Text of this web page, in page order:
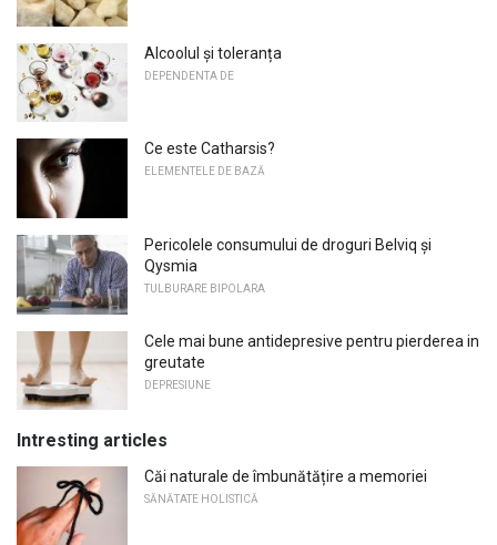
Alcoolul și toleranța
DEPENDENTA DE
Ce este Catharsis?
ELEMENTELE DE BAZĂ
Pericolele consumului de droguri Belviq și
Qysmia
TULBURARE BIPOLARA
Cele mai bune antidepresive pentru pierderea in
greutate
DEPRESIUNE
Intresting articles
Căi naturale de îmbunătățire a memoriei
SĂNĂTATE HOLISTICĂ